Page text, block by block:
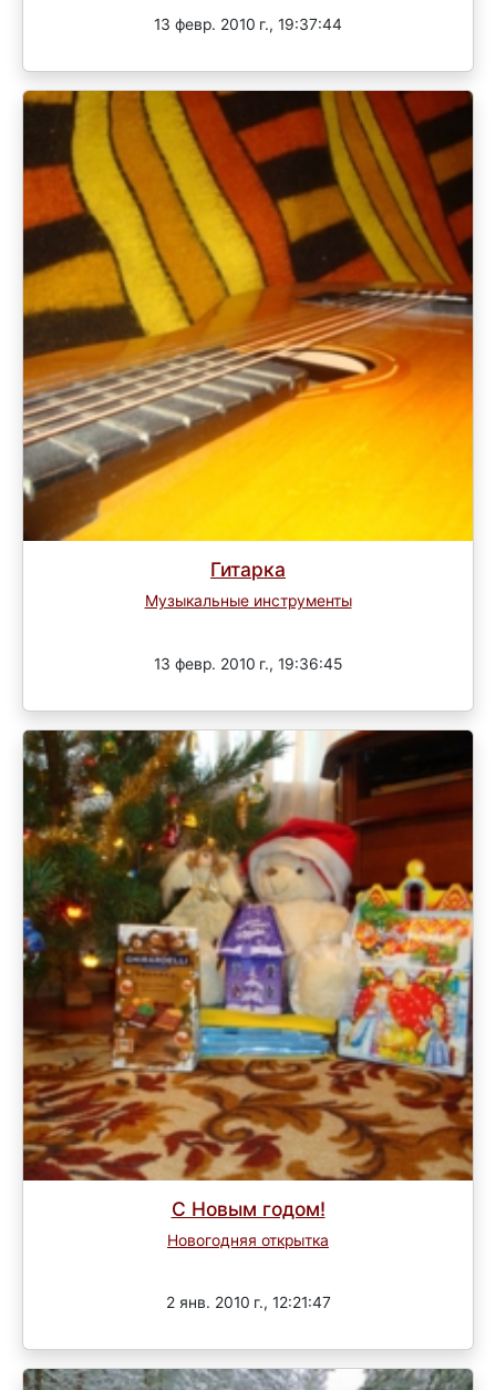
13 февр. 2010 г., 19:37:44
Гитарка
Музыкальные инструменты
13 февр. 2010 г., 19:36:45
С Новым годом!
Новогодняя открытка
2 янв. 2010 г., 12:21:47